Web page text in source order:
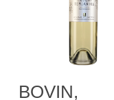
BOVIN,